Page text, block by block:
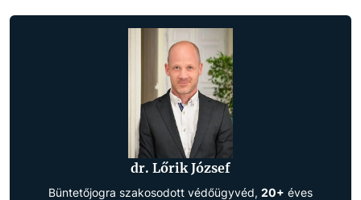
dr. Lőrik József
Büntetőjogra szakosodott védőügyvéd, 20+ éves